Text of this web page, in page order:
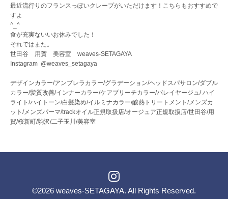
最近流行りのフランスっぽいクレープがいただけます！こちらもおすすめで
すよ
^_^
食が充実ないいお休みでした！
それではまた。
世田谷 用賀 美容室 weaves-SETAGAYA
Instagram @weaves_setagaya
デザインカラー/アンブレラカラー/グラデーション/ヘッドスパサロン/ダブル
カラー/髪質改善/インナーカラー/ケアブリーチカラー/バレイヤージュ/ ハイ
ライト/ハイトーン/白髪染め/イルミナカラー/酸熱トリートメント/メンズカ
ット/メンズパーマ/trackオイル正規取扱店/オージュア正規取扱店/世田谷/用
賀/桜新町/駒沢/二子玉川/美容室
©2026 weaves-SETAGAYA. All Rights Reserved.